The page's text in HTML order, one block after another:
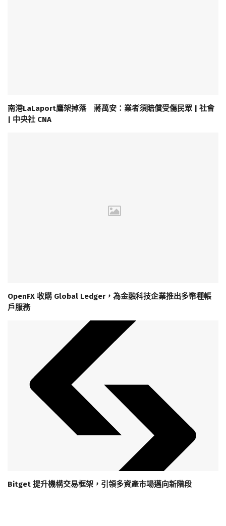
南港LaLaport鷹架掉落 蔣萬安：業者須賠償受傷民眾 | 社會
| 中央社 CNA
OpenFX 收購 Global Ledger，為金融科技企業推出多幣種帳
戶服務
Bitget 提升機構交易框架，引領多資產市場邁向新階段